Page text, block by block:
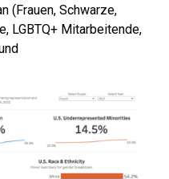
(Frauen, Schwarze,
LGBTQ+ Mitarbeitende,